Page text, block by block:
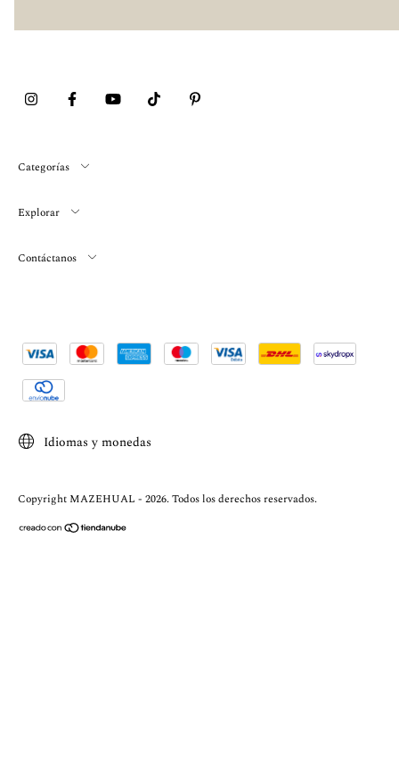
Categorías
Explorar
Contáctanos
Idiomas y monedas
Copyright MAZEHUAL - 2026. Todos los derechos reservados.